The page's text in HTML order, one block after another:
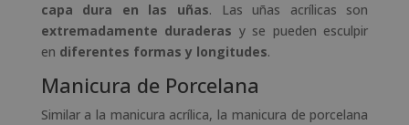
capa dura en las uñas. Las uñas acrílicas son
extremadamente duraderas y se pueden esculpir
en diferentes formas y longitudes.
Manicura de Porcelana
Similar a la manicura acrílica, la manicura de porcelana